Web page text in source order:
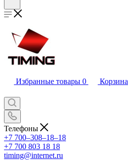
Избранные товары 0 Корзина
Телефоны
+7 700‒308‒18‒18
+7 700 803 18 18
timing@internet.ru